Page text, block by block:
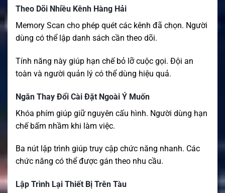
Theo Dõi Nhiều Kênh Hàng Hải
Memory Scan cho phép quét các kênh đã chọn. Người
dùng có thể lập danh sách cần theo dõi.
Tính năng này giúp hạn chế bỏ lỡ cuộc gọi. Đội an
toàn và người quản lý có thể dùng hiệu quả.
Ngăn Thay Đổi Cài Đặt Ngoài Ý Muốn
Khóa phím giúp giữ nguyên cấu hình. Người dùng hạn
chế bấm nhầm khi làm việc.
Ba nút lập trình giúp truy cập chức năng nhanh. Các
chức năng có thể được gán theo nhu cầu.
Lập Trình Lại Thiết Bị Trên Tàu